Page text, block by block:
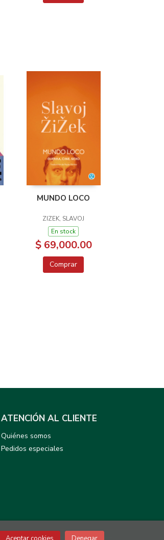
MUNDO LOCO
ZIZEK, SLAVOJ
En stock
$ 69,000.00
Comprar
ATENCIÓN AL CLIENTE
Quiénes somos
Pedidos especiales